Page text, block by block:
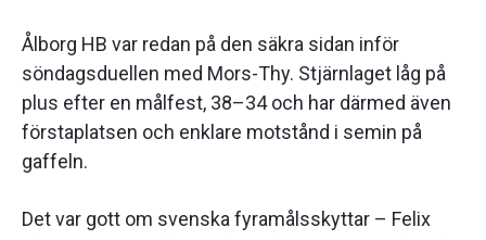
Ålborg HB var redan på den säkra sidan inför
söndagsduellen med Mors-Thy. Stjärnlaget låg på
plus efter en målfest, 38–34 och har därmed även
förstaplatsen och enklare motstånd i semin på
gaffeln.
Det var gott om svenska fyramålsskyttar – Felix